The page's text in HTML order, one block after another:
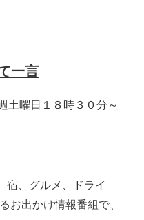
一言
土曜日１８時３０分～
宿、グルメ、ドライ
お出かけ情報番組で、